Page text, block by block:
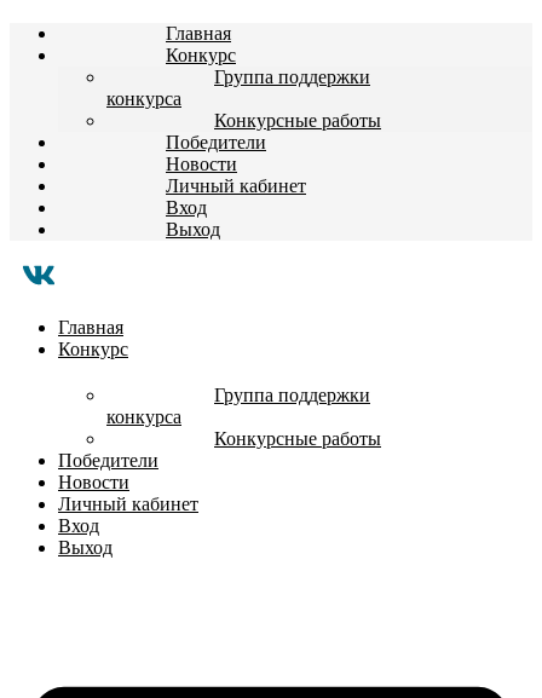
Главная
Конкурс
Группа поддержки
конкурса
Конкурсные работы
Победители
Новости
Личный кабинет
Вход
Выход
Главная
Конкурс
Группа поддержки
конкурса
Конкурсные работы
Победители
Новости
Личный кабинет
Вход
Выход